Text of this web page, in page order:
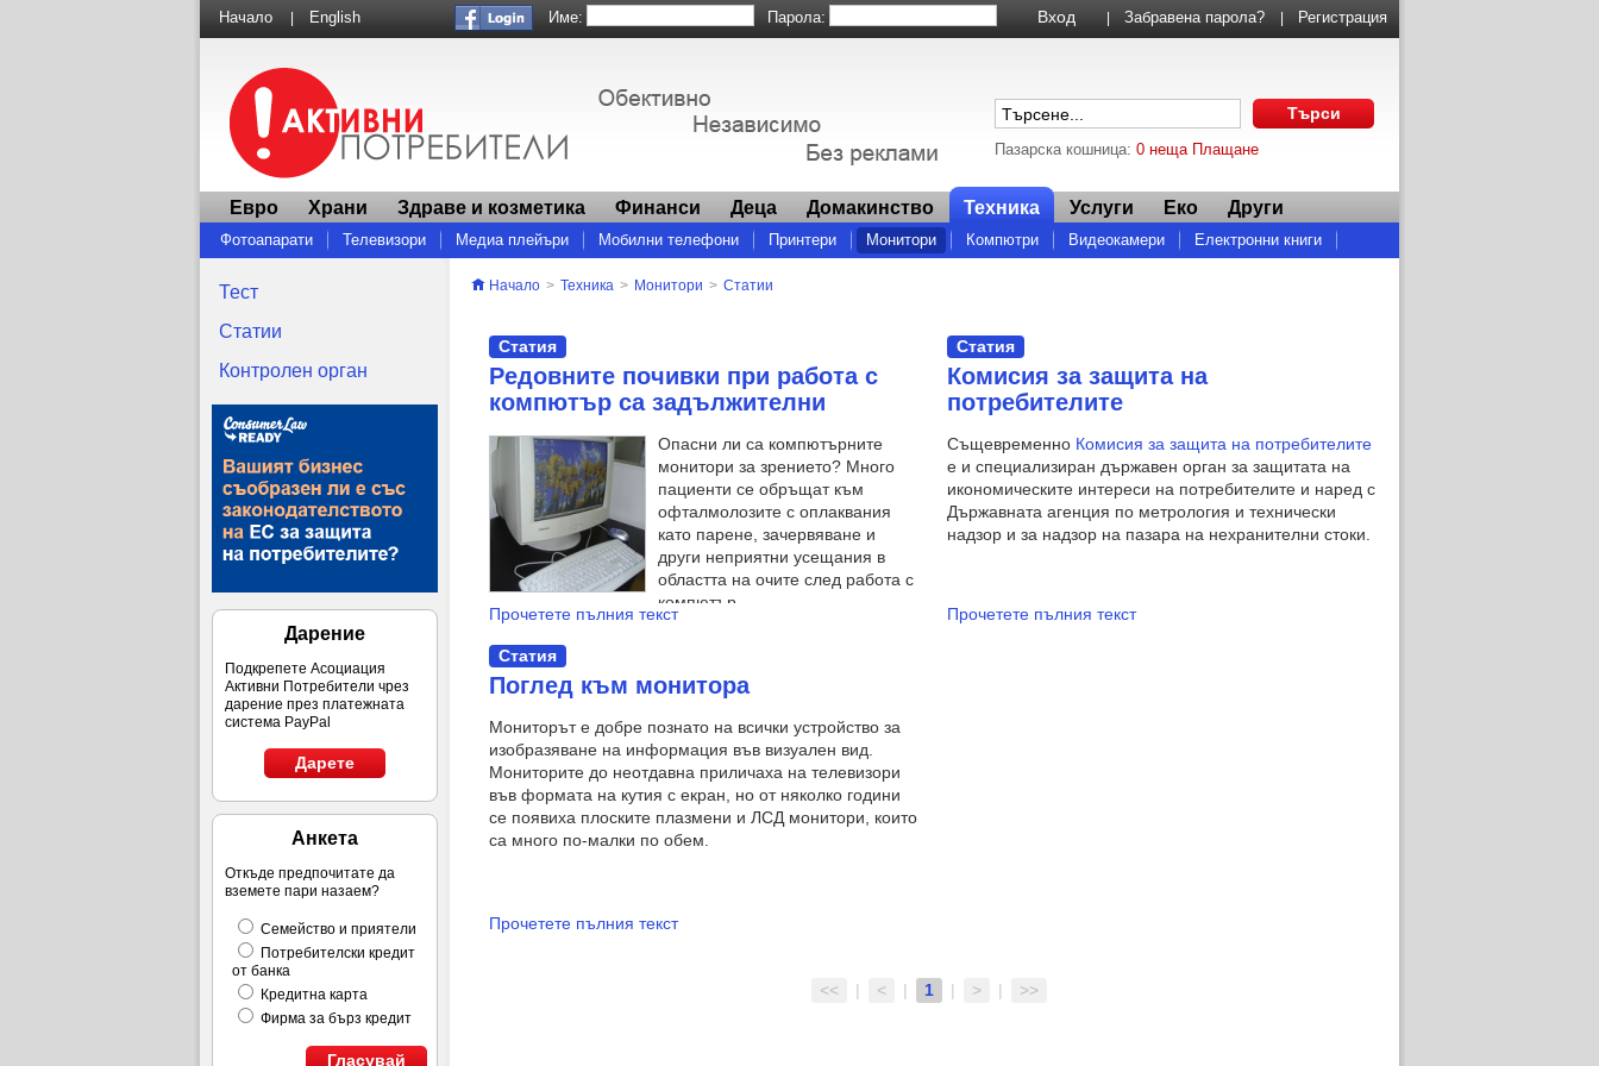
Начало English Име: Парола: Забравена парола? Регистрация
Пазарска кошница: 0 неща Плащане
Евро Храни Здраве и козметика Финанси Деца Домакинство Техника
Фотоапарати Телевизори Медиа плейъри Мобилни телефони Принтери Монитори Компютри Видеокамери
Електронни книги
Услуги Еко Други
Тест
Статии
Контролен орган
Дарение
Подкрепете Асоциация
Активни Потребители чрез
дарение през платежната
система PayPal
Дарете
Анкета
Откъде предпочитате да
вземете пари назаем?
Семейство и приятели
Потребителски кредит
от банка
Кредитна карта
Фирма за бърз кредит
Гласувай
Начало > Техника > Монитори > Статии
Статия
Редовните почивки при работа с
компютър са задължителни
Опасни ли са компютърните
монитори за зрението? Много
пациенти се обръщат към
офталмолозите с оплаквания
като парене, зачервяване и
други неприятни усещания в
областта на очите след работа с
компютър.
Прочетете пълния текст
Статия
Комисия за защита на
потребителите
Същевременно Комисия за защита на потребителите
е и специализиран държавен орган за защитата на
икономическите интереси на потребителите и наред с
Държавната агенция по метрология и технически
надзор и за надзор на пазара на нехранителни стоки.
Прочетете пълния текст
Статия
Поглед към монитора
Мониторът е добре познато на всички устройство за
изобразяване на информация във визуален вид.
Мониторите до неотдавна приличаха на телевизори
във формата на кутия с екран, но от няколко години
се появиха плоските плазмени и ЛСД монитори, които
са много по-малки по обем.
Прочетете пълния текст
<< | < | 1 | > | >>